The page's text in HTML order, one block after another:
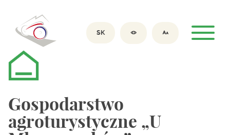
SK
Gospodarstwo
agroturystyczne „U